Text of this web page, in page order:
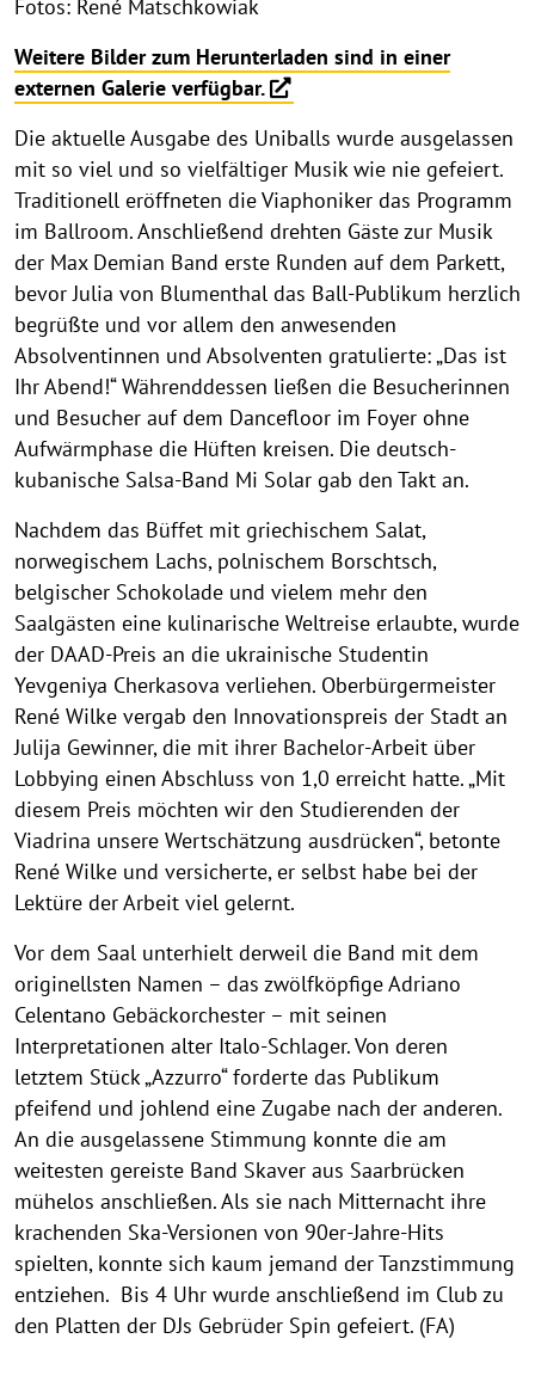
Fotos: René Matschkowiak
Weitere Bilder zum Herunterladen sind in einer
externen Galerie verfügbar.
Die aktuelle Ausgabe des Uniballs wurde ausgelassen
mit so viel und so vielfältiger Musik wie nie gefeiert.
Traditionell eröffneten die Viaphoniker das Programm
im Ballroom. Anschließend drehten Gäste zur Musik
der Max Demian Band erste Runden auf dem Parkett,
bevor Julia von Blumenthal das Ball-Publikum herzlich
begrüßte und vor allem den anwesenden
Absolventinnen und Absolventen gratulierte: „Das ist
Ihr Abend!“ Währenddessen ließen die Besucherinnen
und Besucher auf dem Dancefloor im Foyer ohne
Aufwärmphase die Hüften kreisen. Die deutsch-
kubanische Salsa-Band Mi Solar gab den Takt an.
Nachdem das Büffet mit griechischem Salat,
norwegischem Lachs, polnischem Borschtsch,
belgischer Schokolade und vielem mehr den
Saalgästen eine kulinarische Weltreise erlaubte, wurde
der DAAD-Preis an die ukrainische Studentin
Yevgeniya Cherkasova verliehen. Oberbürgermeister
René Wilke vergab den Innovationspreis der Stadt an
Julija Gewinner, die mit ihrer Bachelor-Arbeit über
Lobbying einen Abschluss von 1,0 erreicht hatte. „Mit
diesem Preis möchten wir den Studierenden der
Viadrina unsere Wertschätzung ausdrücken“, betonte
René Wilke und versicherte, er selbst habe bei der
Lektüre der Arbeit viel gelernt.
Vor dem Saal unterhielt derweil die Band mit dem
originellsten Namen – das zwölfköpfige Adriano
Celentano Gebäckorchester – mit seinen
Interpretationen alter Italo-Schlager. Von deren
letztem Stück „Azzurro“ forderte das Publikum
pfeifend und johlend eine Zugabe nach der anderen.
An die ausgelassene Stimmung konnte die am
weitesten gereiste Band Skaver aus Saarbrücken
mühelos anschließen. Als sie nach Mitternacht ihre
krachenden Ska-Versionen von 90er-Jahre-Hits
spielten, konnte sich kaum jemand der Tanzstimmung
entziehen. Bis 4 Uhr wurde anschließend im Club zu
den Platten der DJs Gebrüder Spin gefeiert. (FA)